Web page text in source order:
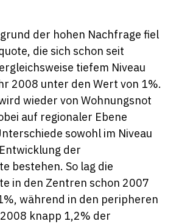
der hohen Nachfrage fiel
die sich schon seit
tiefem Niveau
2008 unter den Wert von 1%.
wieder von Wohnungsnot
auf regionaler Ebene
sowohl im Niveau
der
bestehen. So lag die
in den Zentren schon 2007
während in den peripheren
knapp 1,2% der